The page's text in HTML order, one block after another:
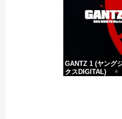
中国の海水浴場の映像が
GANTZ 1 (ヤング
クスDIGITAL)